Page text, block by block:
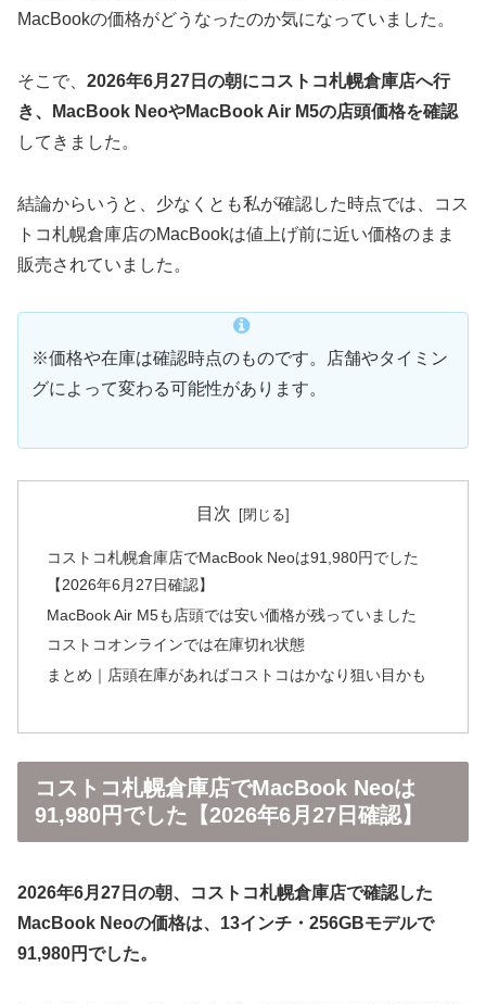
MacBookの価格がどうなったのか気になっていました。
そこで、 2026年6月27日の朝にコストコ札幌倉庫店へ行
き、MacBook NeoやMacBook Air M5の店頭価格を確認
してきました。
結論からいうと、少なくとも私が確認した時点では、コス
トコ札幌倉庫店のMacBookは値上げ前に近い価格のまま
販売されていました。
※価格や在庫は確認時点のものです。店舗やタイミン
グによって変わる可能性があります。
目次
コストコ札幌倉庫店でMacBook Neoは91,980円でした
【2026年6月27日確認】
MacBook Air M5も店頭では安い価格が残っていました
コストコオンラインでは在庫切れ状態
まとめ｜店頭在庫があればコストコはかなり狙い目かも
コストコ札幌倉庫店でMacBook Neoは
91,980円でした【2026年6月27日確認】
2026年6月27日の朝、コストコ札幌倉庫店で確認した
MacBook Neoの価格は、13インチ・256GBモデルで
91,980円でした。